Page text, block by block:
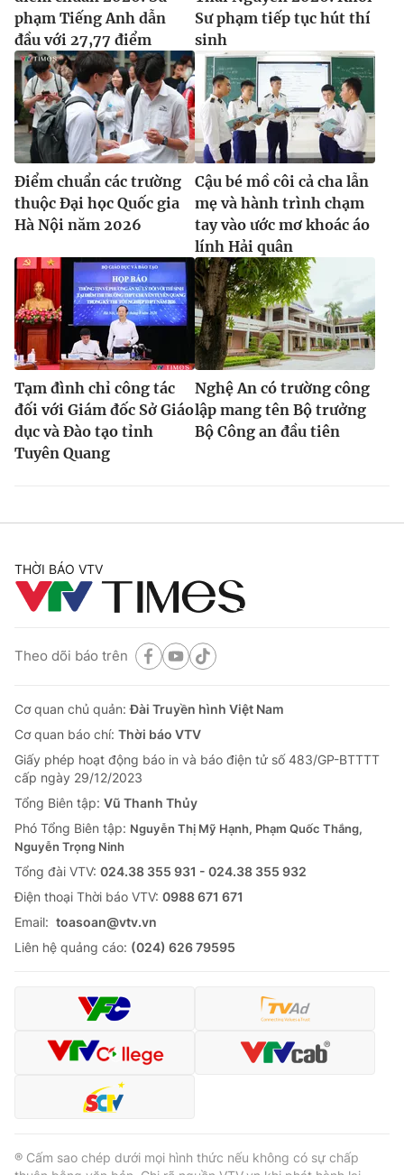
phạm Tiếng Anh dẫn
đầu với 27,77 điểm
Sư phạm tiếp tục hút thí
sinh
Điểm chuẩn các trường
thuộc Đại học Quốc gia
Hà Nội năm 2026
Cậu bé mồ côi cả cha lẫn
mẹ và hành trình chạm
tay vào ước mơ khoác áo
lính Hải quân
Tạm đình chỉ công tác
đối với Giám đốc Sở Giáo
dục và Đào tạo tỉnh
Tuyên Quang
Nghệ An có trường công
lập mang tên Bộ trưởng
Bộ Công an đầu tiên
THỜI BÁO VTV
Theo dõi báo trên
Cơ quan chủ quản:Đài Truyền hình Việt Nam
Cơ quan báo chí: Thời báo VTV
Giấy phép hoạt động báo in và báo điện tử số 483/GP-BTTTT
cấp ngày 29/12/2023
Tổng Biên tập: Vũ Thanh Thủy
Phó Tổng Biên tập: Nguyễn Thị Mỹ Hạnh, Phạm Quốc Thắng,
Nguyễn Trọng Ninh
Tổng đài VTV: 024.38 355 931 - 024.38 355 932
Ðiện thoại Thời báo VTV: 0988 671 671
Email: toasoan@vtv.vn
Liên hệ quảng cáo: (024) 626 79595
® Cấm sao chép dưới mọi hình thức nếu không có sự chấp